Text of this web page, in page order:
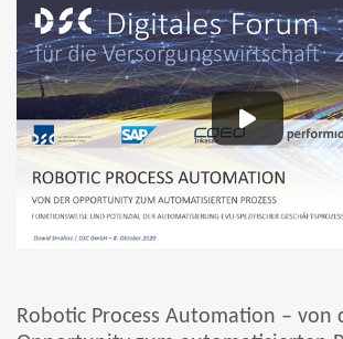
Robotic Process Automation – von